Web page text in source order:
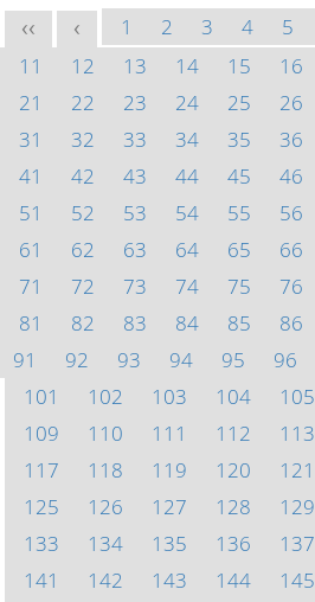
<< < 1 2 3 4 5
11
12 13 14 15 16
21
22 23 24 25 26
31
32 33 34 35 36
41
42 43 44 45 46
51
52 53 54 55 56
61
62 63 64 65 66
71
72 73 74 75 76
81
82 83 84 85 86
91
92 93 94 95 96
101
102 103 104 105
109
110 111 112 113
117
118 119 120 121
125
126 127 128 129
133
134 135 136 137
141
142 143 144 145